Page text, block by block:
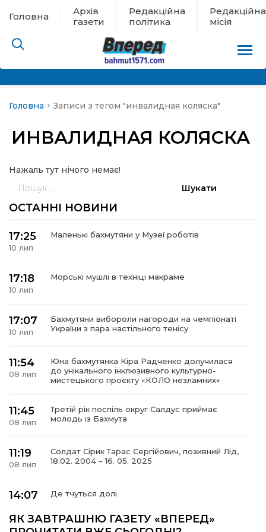
Головна
Архів
газети
Редакційна
політика
Редакційна
місія
евакуації
новини
місія
Головна Записи з тегом "инвалидная коляска"
ИНВАЛИДНАЯ КОЛЯСКА
Нажаль тут нічого немає!
ОСТАННІ НОВИНИ
17:25
10 лип
Маленькі бахмутяни у Музеї роботів
17:18
10 лип
Морські мушлі в техніці макраме
17:07
10 лип
Бахмутяни вибороли нагороди на чемпіонаті
України з пара настільного тенісу
11:54
08 лип
Юна бахмутянка Кіра Радченко долучилася
до унікального інклюзивного культурно-
мистецького проєкту «КОЛО незламних»
11:45
08 лип
Третій рік поспіль округ Салдус приймає
молодь із Бахмута
11:19
08 лип
Солдат Сірик Тарас Сергійович, позивний Лід,
18.02. 2004 – 16. 05. 2025
14:07 Де тчуться долі
ЯК ЗАВТРАШНЮ ГАЗЕТУ «ВПЕРЕД»